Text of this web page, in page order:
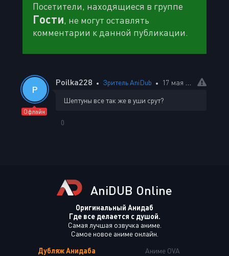
Посетители, находящиеся в группе
Гости, не могут оставлять
комментарии к данной публикации.
P
Офлайн
Poilka228 Зритель AniDub 17 мая 2023 11:37
Шептуны все так же в уши срут?
0
AniDUB Online
Оригинальный Анидаб
Где все делается с душой.
Самая лучшая озвучка аниме.
Самое новое аниме онлайн.
Дубляж Анидаба
Аниме OVA